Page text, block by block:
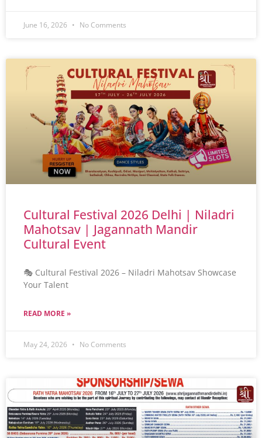
June 16, 2026 No Comments
Cultural Festival 2026 Delhi | Niladri
Mahotsav | Jagannath Mandir
Cultural Event
🎭 Cultural Festival 2026 – Niladri Mahotsav Showcase
Your Talent
READ MORE »
May 24, 2026 No Comments